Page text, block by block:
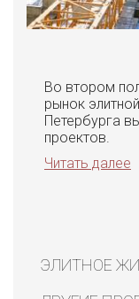
Во втором
рынок
Петербурга
проектов.
Читать далее
ЭЛИТНОЕ